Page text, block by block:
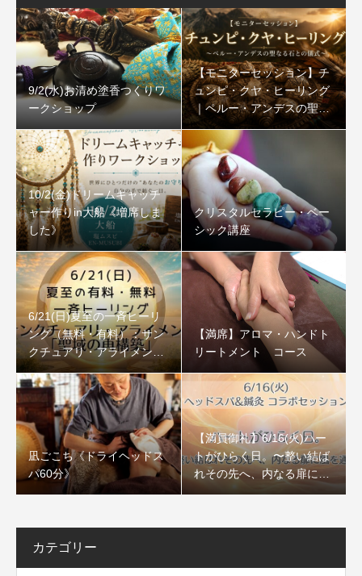
9/2(水)お清め塗香つくりワ
ークショップ
【モニターセッション】チ
ュンピ・クヤ・ヒーリング
｜ペルー・アンデスの聖な
る石
10/2(金)ドリームキャッチ
ャー作りin大船《増席しま
した》
クリスタルセラピー・ベー
シック講座
6/21(日)夏至の一斉ヒーリ
ング（無料・有料）：サン
クチュアリ・アライメント
「聖域の再構築」
【満席】アロマ・ハンドト
リートメント コース
凪ごこち《ドライヘッドス
パ60分》
【満員御礼】6/16(火)ハー
トがひらく日。〜整い結ば
れその先へ、内なる扉に風
を通すセッション〜
カテゴリー